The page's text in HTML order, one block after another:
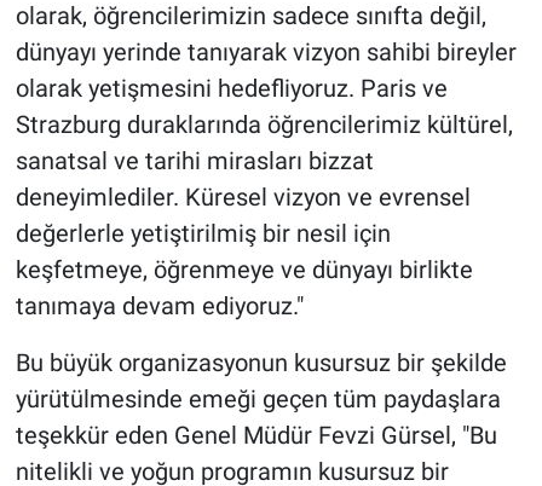
olarak, öğrencilerimizin sadece sınıfta değil,
dünyayı yerinde tanıyarak vizyon sahibi bireyler
olarak yetişmesini hedefliyoruz. Paris ve
Strazburg duraklarında öğrencilerimiz kültürel,
sanatsal ve tarihi mirasları bizzat
deneyimlediler. Küresel vizyon ve evrensel
değerlerle yetiştirilmiş bir nesil için
keşfetmeye, öğrenmeye ve dünyayı birlikte
tanımaya devam ediyoruz."
Bu büyük organizasyonun kusursuz bir şekilde
yürütülmesinde emeği geçen tüm paydaşlara
teşekkür eden Genel Müdür Fevzi Gürsel, "Bu
nitelikli ve yoğun programın kusursuz bir